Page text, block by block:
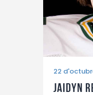
22
Jaidyn